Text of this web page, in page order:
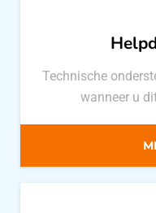
Technische
wanneer u